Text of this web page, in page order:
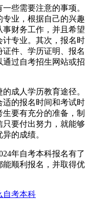
些需要注意的事项。
业，根据自己的兴趣
财务工作，并且希望
专业。其次，报名时
件、学历证明、报名
过自考招生网站或招
成人学历教育途径。
的报名时间和考试时
要有充分的准备，制
要付出努力，就能够
的成绩。
年自考本科报名有了
顺利报名，并取得优
自考本科